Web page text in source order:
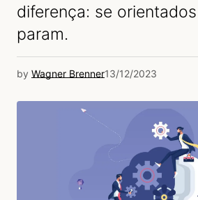
diferença: se
param.
by Wagner Brenner13/12/2023